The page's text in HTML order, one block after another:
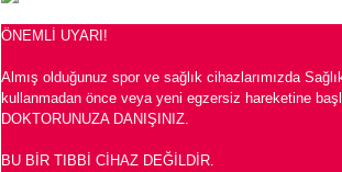
ÖNEMLİ UYARI!
Almış olduğunuz spor ve sağlık cihazlarımızda
kullanmadan önce veya yeni egzersiz hareketine
DOKTORUNUZA DANIŞINIZ.
BU BİR TIBBİ CİHAZ DEĞİLDİR.